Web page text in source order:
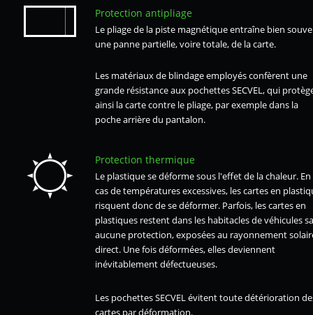
Protection antipliage
Le pliage de la piste magnétique entraîne bien
une panne partielle, voire totale, de la carte.
Les matériaux de blindage employés confèrent une
grande résistance aux pochettes SECVEL, qui
ainsi la carte contre le pliage, par exemple dans la
poche arrière du pantalon.
Protection thermique
Le plastique se déforme sous l'effet de la chaleur. En
cas de températures excessives, les cartes en
risquent donc de se déformer. Parfois, les cartes en
plastiques restent dans les habitacles de véhicules
aucune protection, exposées au rayonnement
direct. Une fois déformées, elles deviennent
inévitablement défectueuses.
Les pochettes SECVEL évitent toute détérioration
cartes par déformation.